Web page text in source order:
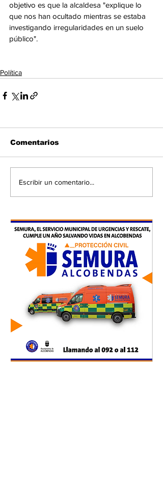
objetivo es que la alcaldesa "explique lo
que nos han ocultado mientras se estaba
investigando irregularidades en un suelo
público".
Política
Comentarios
Escribir un comentario...